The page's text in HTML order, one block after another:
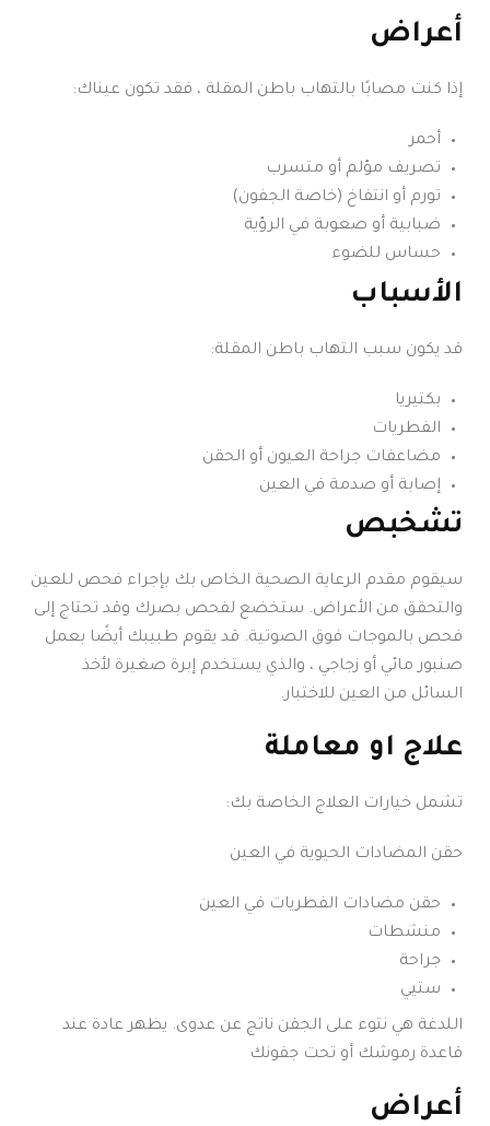
أعراض
إذا كنت مصابًا بالتهاب باطن المقلة ، فقد تكون عيناك:
أحمر
تصريف مؤلم أو متسرب
تورم أو انتفاخ (خاصة الجفون)
ضبابية أو صعوبة في الرؤية
حساس للضوء
الأسباب
قد يكون سبب التهاب باطن المقلة:
بكتيريا
الفطريات
مضاعفات جراحة العيون أو الحقن
إصابة أو صدمة في العين
تشخبص
سيقوم مقدم الرعاية الصحية الخاص بك بإجراء فحص للعين
والتحقق من الأعراض. ستخضع لفحص بصرك وقد تحتاج إلى
فحص بالموجات فوق الصوتية. قد يقوم طبيبك أيضًا بعمل
صنبور مائي أو زجاجي ، والذي يستخدم إبرة صغيرة لأخذ
السائل من العين للاختبار.
علاج او معاملة
تشمل خيارات العلاج الخاصة بك:
حقن المضادات الحيوية في العين
حقن مضادات الفطريات في العين
منشطات
جراحة
ستيي
اللدغة هي نتوء على الجفن ناتج عن عدوى. يظهر عادة عند
قاعدة رموشك أو تحت جفونك
أعراض